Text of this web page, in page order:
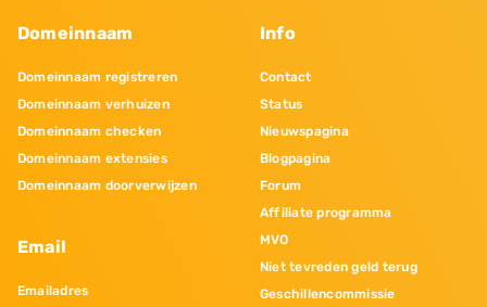
Domeinnaam
Domeinnaam registreren
Domeinnaam verhuizen
Domeinnaam checken
Domeinnaam extensies
Domeinnaam doorverwijzen
Email
Emailadres
Info
Contact
Status
Nieuwspagina
Blogpagina
Forum
Affiliate programma
MVO
Niet tevreden geld terug
Geschillencommissie